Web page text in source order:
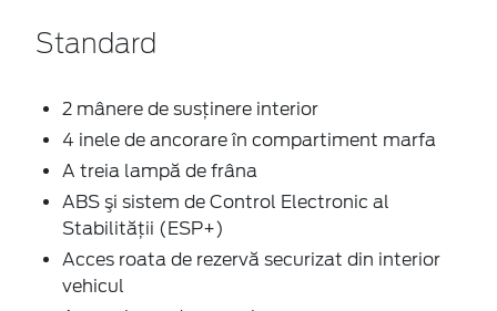
Standard
2 mânere de susţinere interior
4 inele de ancorare în compartiment marfa
A treia lampă de frâna
ABS şi sistem de Control Electronic al
Stabilității (ESP+)
Acces roata de rezervă securizat din interior
vehicul